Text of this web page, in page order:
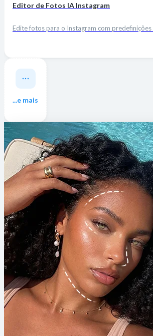
Editor de Fotos IA Instagram
Edite fotos para o Instagram com
...e mais